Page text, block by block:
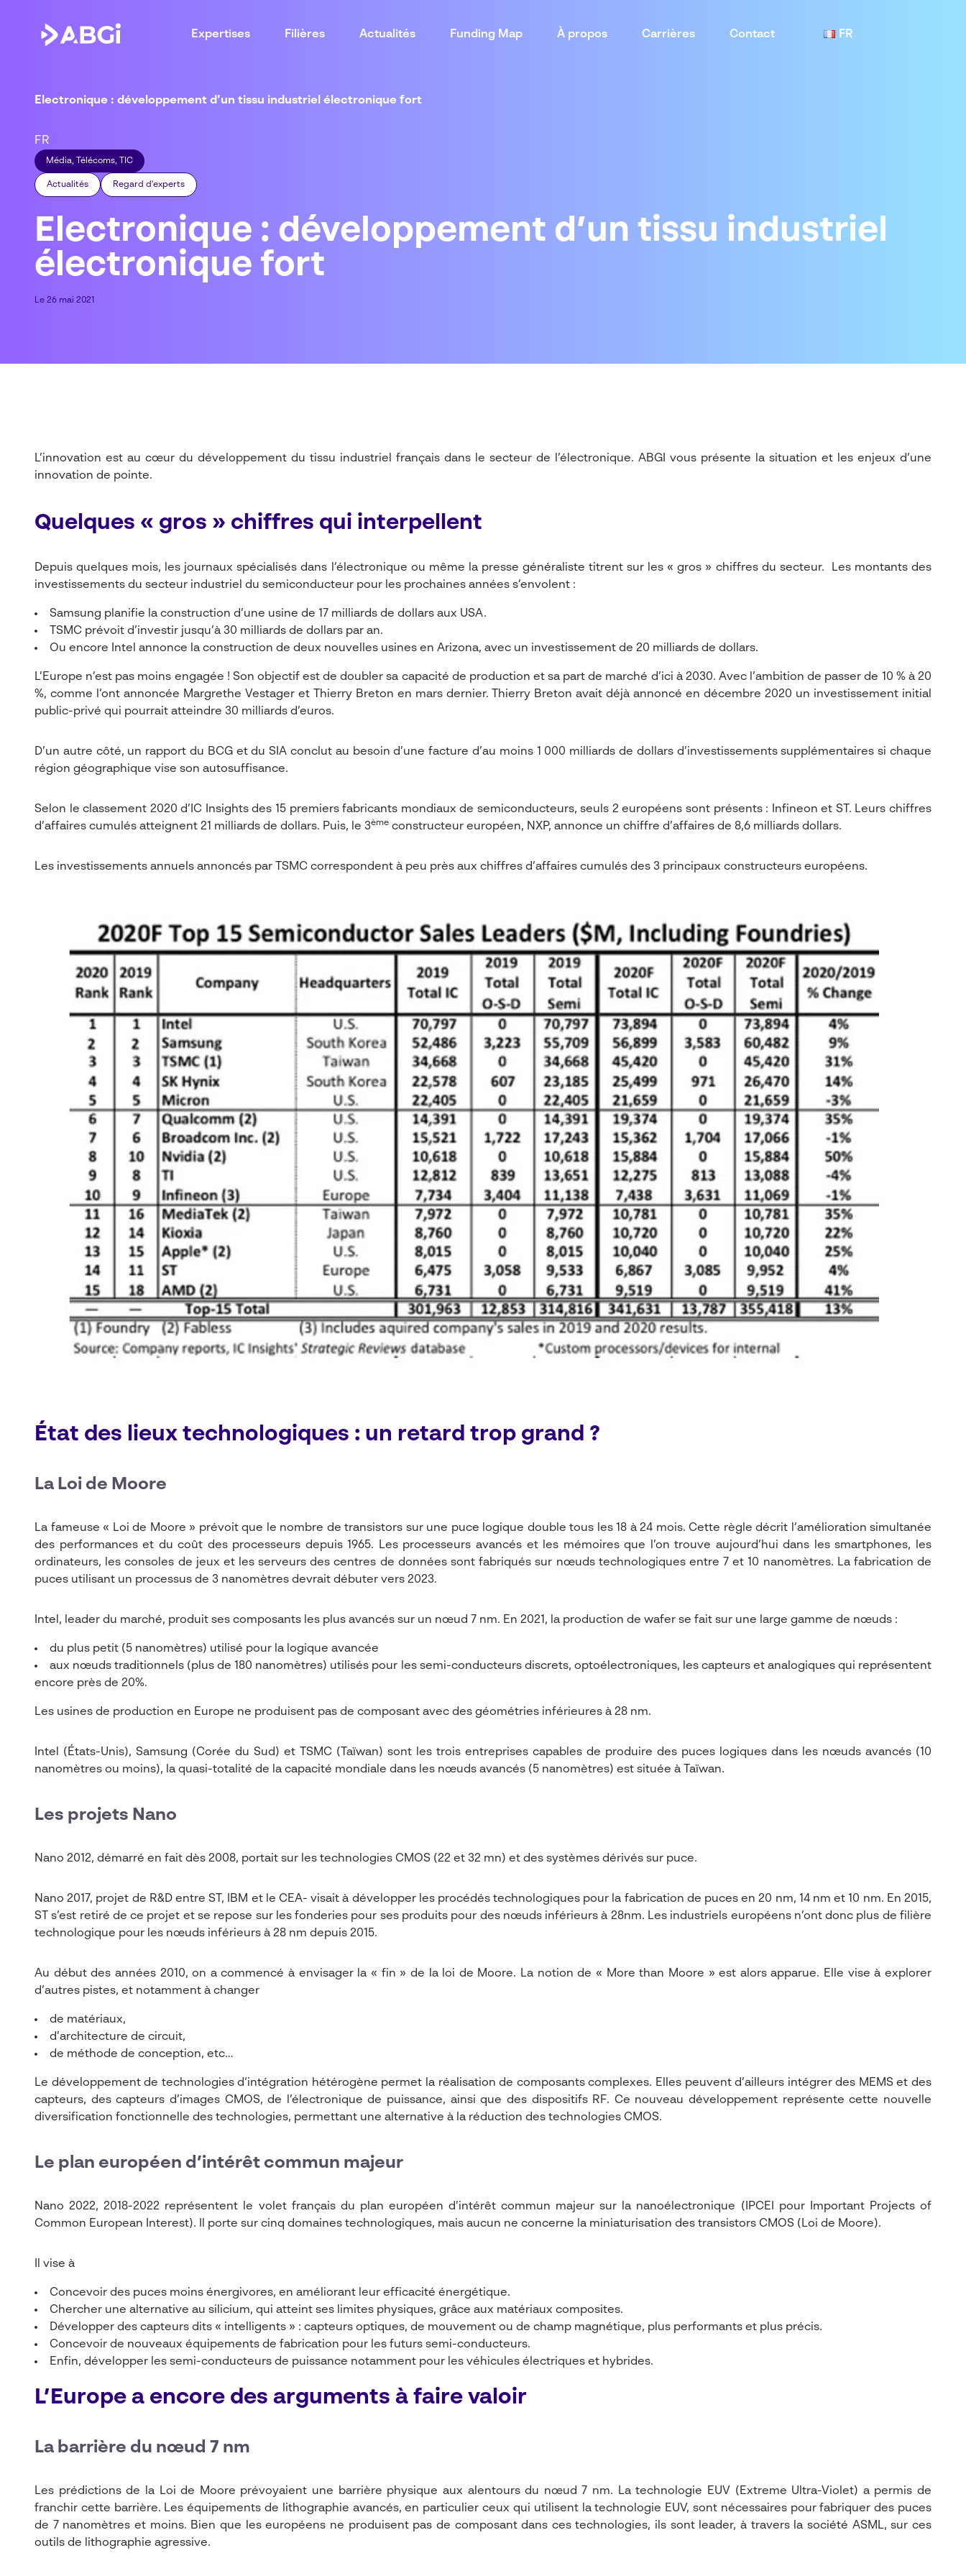
Expertises Filières Actualités Funding Map À propos Carrières Contact FR
Electronique : développement d’un tissu industriel électronique fort
FR
Média, Télécoms, TIC
Actualités Regard d'experts
Electronique : développement d’un tissu industriel
électronique fort
Le 26 mai 2021
L’innovation est au cœur du développement du tissu industriel français dans le secteur de l’électronique. ABGI vous présente la situation et les enjeux d’une
innovation de pointe.
Quelques « gros » chiffres qui interpellent
Depuis quelques mois, les journaux spécialisés dans l’électronique ou même la presse généraliste titrent sur les « gros » chiffres du secteur. Les montants des
investissements du secteur industriel du semiconducteur pour les prochaines années s’envolent :
Samsung planifie la construction d’une usine de 17 milliards de dollars aux USA.
TSMC prévoit d’investir jusqu’à 30 milliards de dollars par an.
Ou encore Intel annonce la construction de deux nouvelles usines en Arizona, avec un investissement de 20 milliards de dollars.
L’Europe n’est pas moins engagée ! Son objectif est de doubler sa capacité de production et sa part de marché d’ici à 2030. Avec l’ambition de passer de 10 % à 20
%, comme l’ont annoncée Margrethe Vestager et Thierry Breton en mars dernier. Thierry Breton avait déjà annoncé en décembre 2020 un investissement initial
public-privé qui pourrait atteindre 30 milliards d’euros.
D’un autre côté, un rapport du BCG et du SIA conclut au besoin d’une facture d’au moins 1 000 milliards de dollars d’investissements supplémentaires si chaque
région géographique vise son autosuffisance.
Selon le classement 2020 d’IC Insights des 15 premiers fabricants mondiaux de semiconducteurs, seuls 2 européens sont présents : Infineon et ST. Leurs chiffres
d’affaires cumulés atteignent 21 milliards de dollars. Puis, le 3ème constructeur européen, NXP, annonce un chiffre d’affaires de 8,6 milliards dollars.
Les investissements annuels annoncés par TSMC correspondent à peu près aux chiffres d’affaires cumulés des 3 principaux constructeurs européens.
État des lieux technologiques : un retard trop grand ?
La Loi de Moore
La fameuse « Loi de Moore » prévoit que le nombre de transistors sur une puce logique double tous les 18 à 24 mois. Cette règle décrit l’amélioration simultanée
des performances et du coût des processeurs depuis 1965. Les processeurs avancés et les mémoires que l’on trouve aujourd’hui dans les smartphones, les
ordinateurs, les consoles de jeux et les serveurs des centres de données sont fabriqués sur nœuds technologiques entre 7 et 10 nanomètres. La fabrication de
puces utilisant un processus de 3 nanomètres devrait débuter vers 2023.
Intel, leader du marché, produit ses composants les plus avancés sur un nœud 7 nm. En 2021, la production de wafer se fait sur une large gamme de nœuds :
du plus petit (5 nanomètres) utilisé pour la logique avancée
aux nœuds traditionnels (plus de 180 nanomètres) utilisés pour les semi-conducteurs discrets, optoélectroniques, les capteurs et analogiques qui représentent
encore près de 20%.
Les usines de production en Europe ne produisent pas de composant avec des géométries inférieures à 28 nm.
Intel (États-Unis), Samsung (Corée du Sud) et TSMC (Taïwan) sont les trois entreprises capables de produire des puces logiques dans les nœuds avancés (10
nanomètres ou moins), la quasi-totalité de la capacité mondiale dans les nœuds avancés (5 nanomètres) est située à Taïwan.
Les projets Nano
Nano 2012, démarré en fait dès 2008, portait sur les technologies CMOS (22 et 32 mn) et des systèmes dérivés sur puce.
Nano 2017, projet de R&D entre ST, IBM et le CEA- visait à développer les procédés technologiques pour la fabrication de puces en 20 nm, 14 nm et 10 nm. En 2015,
ST s’est retiré de ce projet et se repose sur les fonderies pour ses produits pour des nœuds inférieurs à 28nm. Les industriels européens n’ont donc plus de filière
technologique pour les nœuds inférieurs à 28 nm depuis 2015.
Au début des années 2010, on a commencé à envisager la « fin » de la loi de Moore. La notion de « More than Moore » est alors apparue. Elle vise à explorer
d’autres pistes, et notamment à changer
de matériaux,
d’architecture de circuit,
de méthode de conception, etc…
Le développement de technologies d‘intégration hétérogène permet la réalisation de composants complexes. Elles peuvent d’ailleurs intégrer des MEMS et des
capteurs, des capteurs d’images CMOS, de l’électronique de puissance, ainsi que des dispositifs RF. Ce nouveau développement représente cette nouvelle
diversification fonctionnelle des technologies, permettant une alternative à la réduction des technologies CMOS.
Le plan européen d’intérêt commun majeur
Nano 2022, 2018-2022 représentent le volet français du plan européen d’intérêt commun majeur sur la nanoélectronique (IPCEI pour Important Projects of
Common European Interest). Il porte sur cinq domaines technologiques, mais aucun ne concerne la miniaturisation des transistors CMOS (Loi de Moore).
Il vise à
Concevoir des puces moins énergivores, en améliorant leur efficacité énergétique.
Chercher une alternative au silicium, qui atteint ses limites physiques, grâce aux matériaux composites.
Développer des capteurs dits « intelligents » : capteurs optiques, de mouvement ou de champ magnétique, plus performants et plus précis.
Concevoir de nouveaux équipements de fabrication pour les futurs semi-conducteurs.
Enfin, développer les semi-conducteurs de puissance notamment pour les véhicules électriques et hybrides.
L’Europe a encore des arguments à faire valoir
La barrière du nœud 7 nm
Les prédictions de la Loi de Moore prévoyaient une barrière physique aux alentours du nœud 7 nm. La technologie EUV (Extreme Ultra-Violet) a permis de
franchir cette barrière. Les équipements de lithographie avancés, en particulier ceux qui utilisent la technologie EUV, sont nécessaires pour fabriquer des puces
de 7 nanomètres et moins. Bien que les européens ne produisent pas de composant dans ces technologies, ils sont leader, à travers la société ASML, sur ces
outils de lithographie agressive.